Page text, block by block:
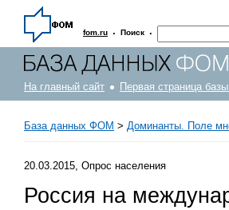
fom.ru · Поиск ·
На главный сайт Первая страница
База данных ФОМ > Доминанты. Поле
20.03.2015, Опрос населения
Россия на